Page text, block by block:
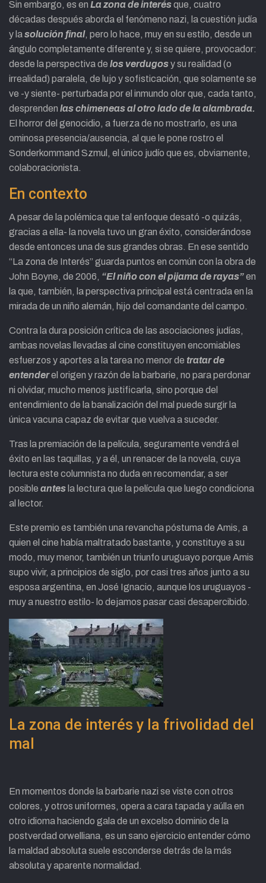
Sin embargo, es en La zona de interésque, cuatro
décadas después aborda el fenómeno nazi, la cuestión judía
y lasolución final, pero lo hace, muy en su estilo, desde un
ángulo completamente diferente y, si se quiere, provocador:
desde la perspectiva de los verdugosy su realidad (o
irrealidad) paralela, de lujo y sofisticación, que solamente se
ve -y siente- perturbada por el inmundo olor que, cada tanto,
desprenden las chimeneas al otro lado de la alambrada.
El horror del genocidio, a fuerza de no mostrarlo, es una
ominosa presencia/ausencia, al que le pone rostro el
Sonderkommand Szmul, el único judío que es, obviamente,
colaboracionista.
En contexto
A pesar de la polémica que tal enfoque desató -o quizás,
gracias a ella- la novela tuvo un gran éxito, considerándose
desde entonces una de sus grandes obras. En ese sentido
“La zona de Interés” guarda puntos en común con la obra de
John Boyne, de 2006, “El niño con el pijama de rayas”en
la que, también, la perspectiva principal está centrada en la
mirada de un niño alemán, hijo del comandante del campo.
Contra la dura posición crítica de las asociaciones judías,
ambas novelas llevadas al cine constituyen encomiables
esfuerzos y aportes a la tarea no menor de tratar de
entenderel origen y razón de la barbarie, no para perdonar
ni olvidar, mucho menos justificarla, sino porque del
entendimiento de la banalización del mal puede surgir la
única vacuna capaz de evitar que vuelva a suceder.
Tras la premiación de la película, seguramente vendrá el
éxito en las taquillas, y a él, un renacer de la novela, cuya
lectura este columnista no duda en recomendar, a ser
posible antes la lectura que la película que luego condiciona
al lector.
Este premio es también una revancha póstuma de Amis, a
quien el cine había maltratado bastante, y constituye a su
modo, muy menor, también un triunfo uruguayo porque Amis
supo vivir, a principios de siglo, por casi tres años junto a su
esposa argentina, en José Ignacio, aunque los uruguayos -
muy a nuestro estilo- lo dejamos pasar casi desapercibido.
La zona de interés y la frivolidad del
mal
En momentos donde la barbarie nazi se viste con otros
colores, y otros uniformes, opera a cara tapada y aúlla en
otro idioma haciendo gala de un excelso dominio de la
postverdad orwelliana, es un sano ejercicio entender cómo
la maldad absoluta suele esconderse detrás de la más
absoluta y aparente normalidad.